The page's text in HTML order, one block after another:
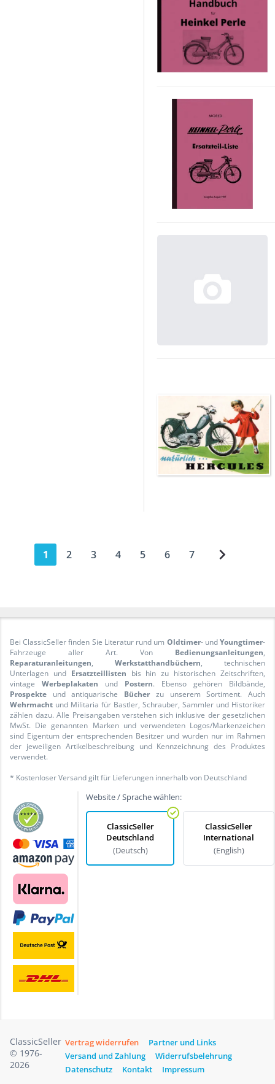
1 2 3 4 5 6 7
Bei ClassicSeller finden Sie Literatur rund um Oldtimer- undYoungtimer-
Fahrzeuge aller Art. Von Bedienungsanleitungen,
Reparaturanleitungen, Werkstatthandbüchern, technischen
Unterlagen und Ersatzteillisten bis hin zu historischen Zeitschriften,
vintage Werbeplakaten und Postern. Ebenso gehören Bildbände,
Prospekte und antiquarische Bücher zu unserem Sortiment. Auch
Wehrmacht und Militaria für Bastler, Schrauber, Sammler und Historiker
zählen dazu. Alle Preisangaben verstehen sich inklusive der gesetzlichen
MwSt. Die genannten Marken und verwendeten Logos/Markenzeichen
sind Eigentum der entsprechenden Besitzer und wurden nur im Rahmen
der jeweiligen Artikelbeschreibung und Kennzeichnung des Produktes
verwendet.
* Kostenloser Versand gilt für Lieferungen innerhalb von Deutschland
Website / Sprache wählen:
ClassicSeller
Deutschland
(Deutsch)
ClassicSeller
International
(English)
ClassicSeller
© 1976-
2026
Vertrag widerrufen
Partner und Links
Versand und Zahlung
Widerrufsbelehrung
Datenschutz
Kontakt Impressum